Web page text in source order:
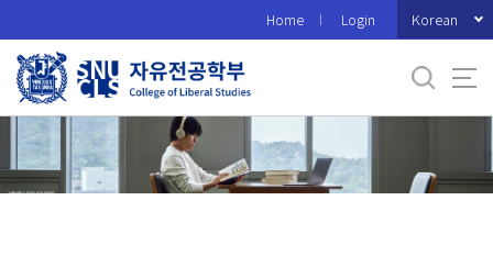
로
메
Home Login Korean